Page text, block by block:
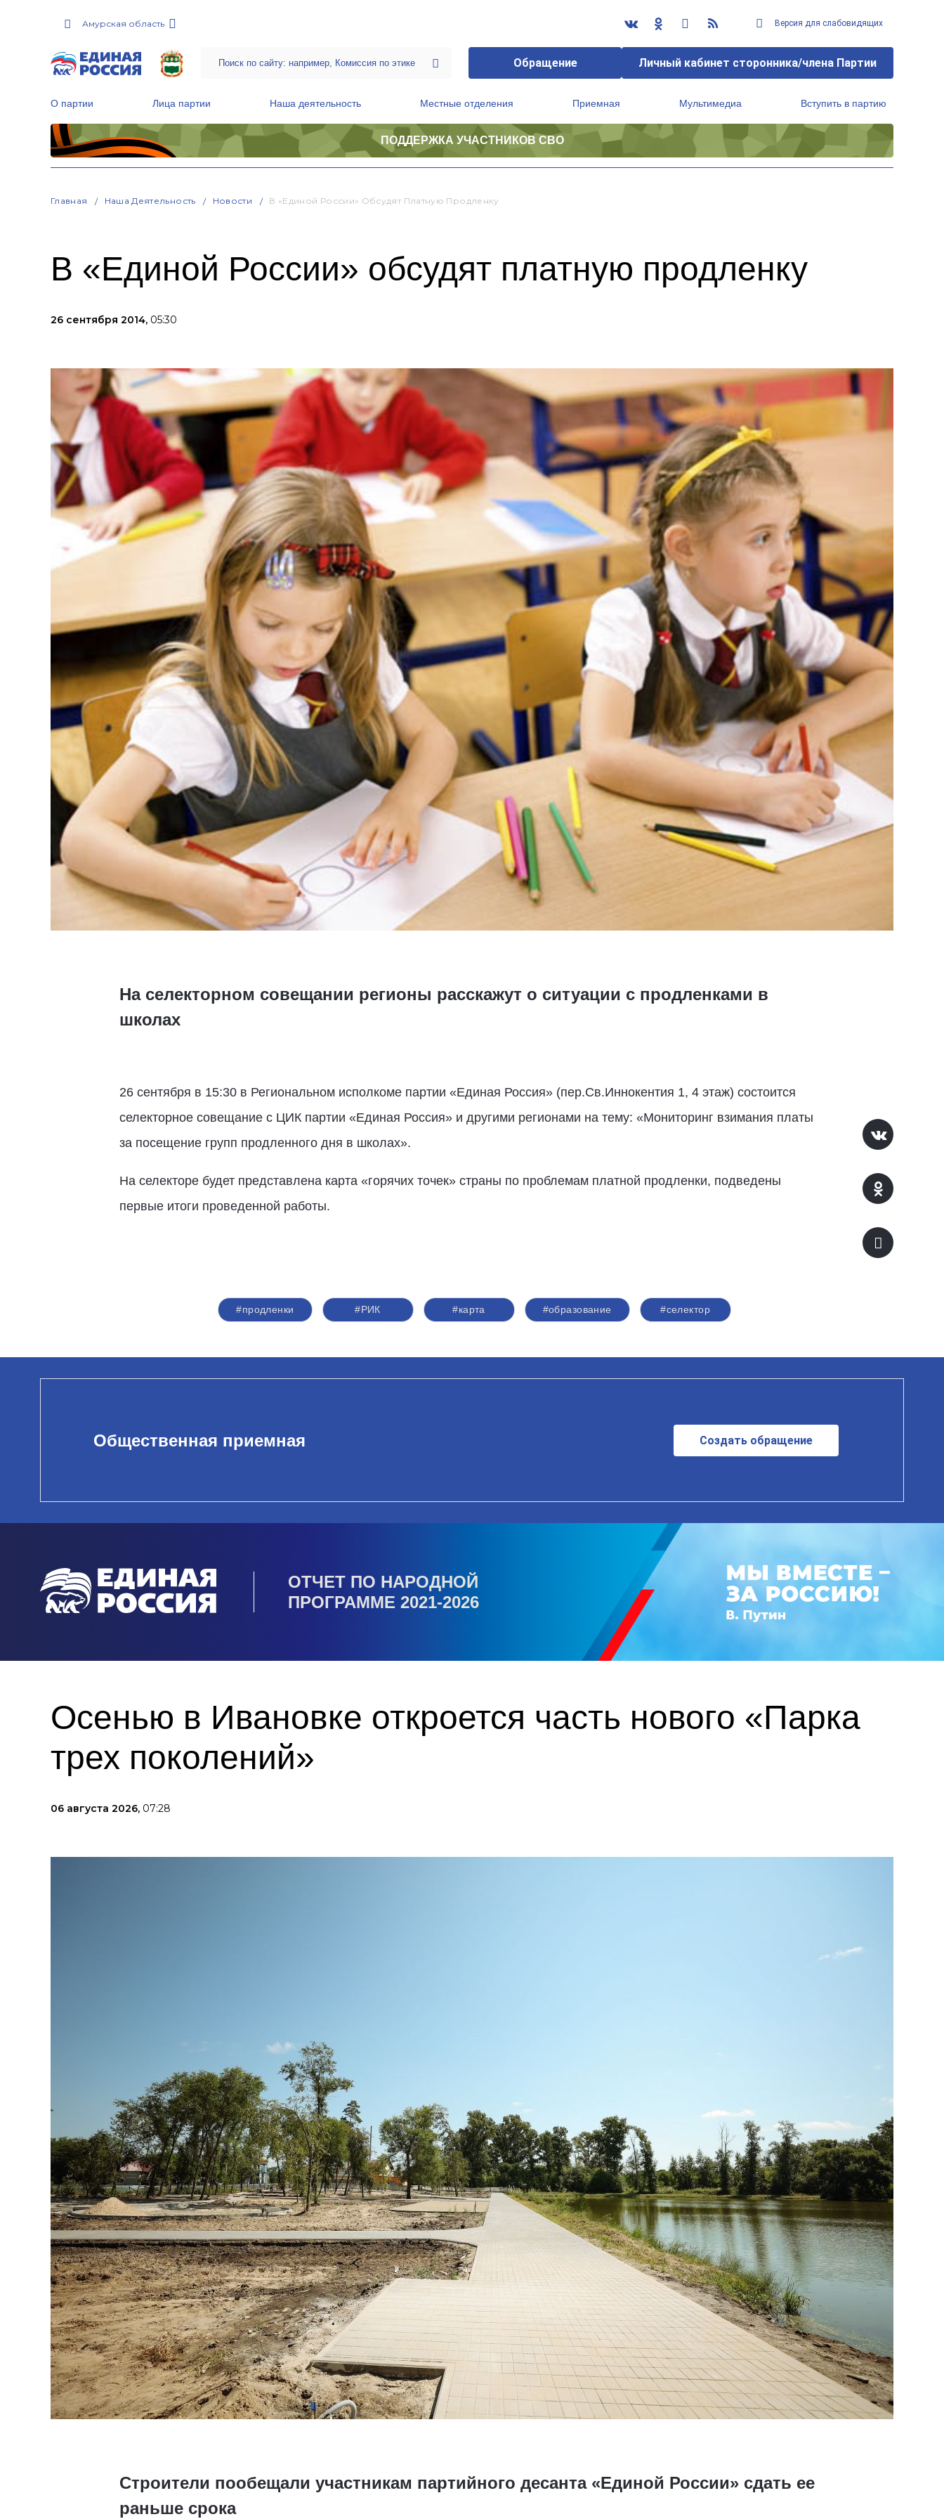
Амурская область Версия для слабовидящих
Обращение Личный кабинет сторонника/члена Партии
О партии Лица партии Наша деятельность Местные отделения Приемная Мультимедиа Вступить в партию
ПОДДЕРЖКА УЧАСТНИКОВ СВО
Главная Наша Деятельность Новости В «Единой России» Обсудят Платную Продленку
В «Единой России» обсудят платную продленку
26 сентября 2014, 05:30
На селекторном совещании регионы расскажут о ситуации с продленками в
школах
26 сентября в 15:30 в Региональном исполкоме партии «Единая Россия» (пер.Св.Иннокентия 1, 4 этаж) состоится
селекторное совещание с ЦИК партии «Единая Россия» и другими регионами на тему: «Мониторинг взимания платы
за посещение групп продленного дня в школах».
На селекторе будет представлена карта «горячих точек» страны по проблемам платной продленки, подведены
первые итоги проведенной работы.
#продленки #РИК #карта #образование #селектор
Общественная приемная Создать обращение
ОТЧЕТ ПО НАРОДНОЙ
ПРОГРАММЕ 2021-2026
Осенью в Ивановке откроется часть нового «Парка
трех поколений»
06 августа 2026, 07:28
Строители пообещали участникам партийного десанта «Единой России» сдать ее
раньше срока